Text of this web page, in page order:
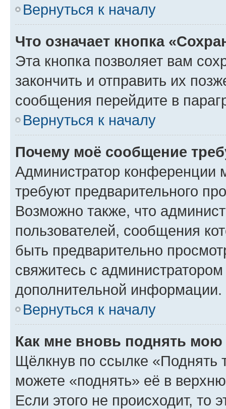
Вернуться к началу
Что означает кнопка
Эта кнопка позволяет вам
закончить и отправить их
сообщения перейдите в
Вернуться к началу
Почему моё сообщение
Администратор конференции
требуют предварительного
Возможно также, что
пользователей, сообщения
быть предварительно
свяжитесь с
дополнительной информации.
Вернуться к началу
Как мне вновь поднять мою
Щёлкнув по ссылке «Поднять
можете «поднять» её в
Если этого не происходит, то